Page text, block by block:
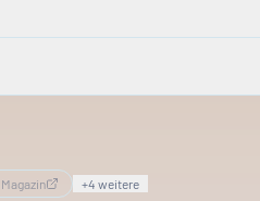
Magazin +4 weitere